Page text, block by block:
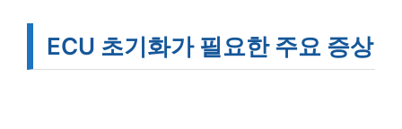
ECU 초기화가 필요한 주요 증상